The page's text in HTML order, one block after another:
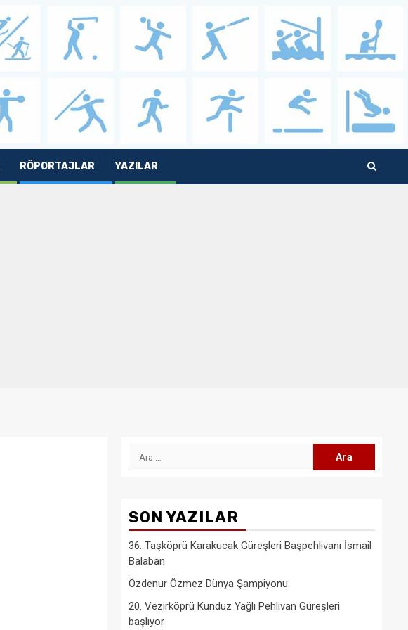
RÖPORTAJLAR YAZILAR
Arama:
SON YAZILAR
36. Taşköprü Karakucak Güreşleri Başpehlivanı İsmail
Balaban
Özdenur Özmez Dünya Şampiyonu
20. Vezirköprü Kunduz Yağlı Pehlivan Güreşleri
başlıyor